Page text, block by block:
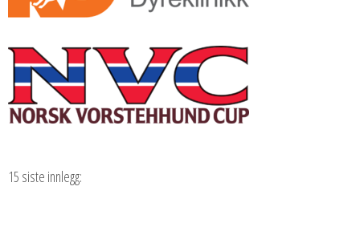
15 siste innlegg: